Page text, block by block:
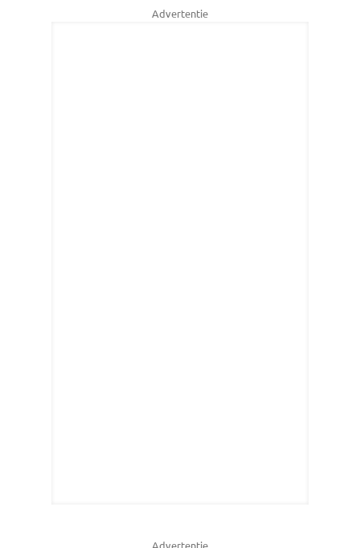
Advertentie
Advertentie